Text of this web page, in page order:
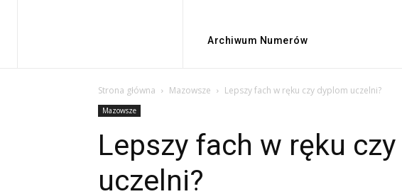
Archiwum Numerów
Strona główna Mazowsze Lepszy fach w ręku czy dyplom uczelni?
Mazowsze
Lepszy fach w ręku
uczelni?